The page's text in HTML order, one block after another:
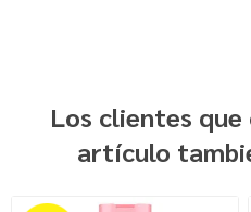
Los clientes
artículo